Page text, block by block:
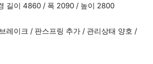
길이 4860 / 폭 2090 / 높이 2800
레이크 / 판스프링 추가 / 관리상태 양호 /